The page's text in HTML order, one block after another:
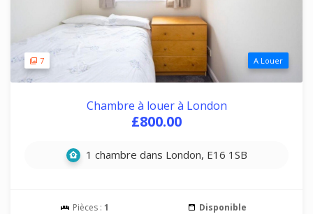
7 A Louer
Chambre à louer à London
£800.00
1 chambre dans London, E16 1SB
Pièces : 1 Disponible